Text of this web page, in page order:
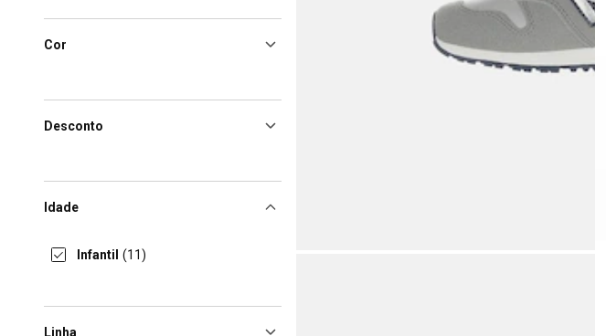
Cor
Desconto
Idade
Infantil (11)
Linha